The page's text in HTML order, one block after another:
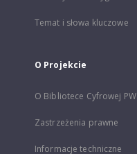
Temat i słowa kluczowe
O Projekcie
O Bibliotece Cyfrowej PW
Zastrzeżenia prawne
Informacje techniczne